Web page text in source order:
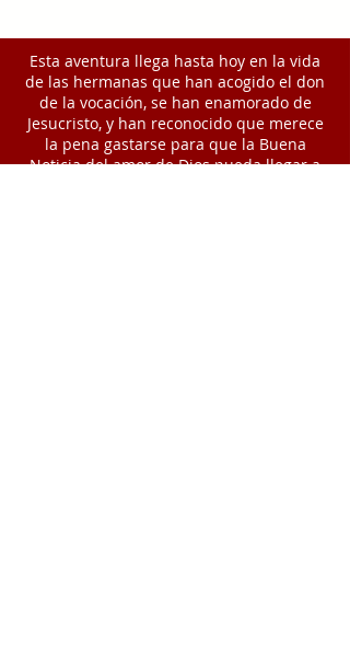
Esta aventura llega hasta hoy en la vida
de las hermanas que han acogido el don
de la vocación, se han enamorado de
Jesucristo, y han reconocido que merece
la pena gastarse para que la Buena
Noticia del amor de Dios pueda llegar a